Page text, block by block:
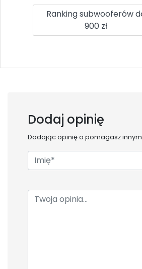
Ranking subwooferów
900 zł
Dodaj opinię
Dodając opinię o pomagasz